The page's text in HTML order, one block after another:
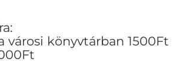
városi könyvtárban 1500Ft